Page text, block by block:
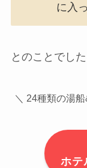
に入
とのことでした
＼ 24種類の湯
ホテ